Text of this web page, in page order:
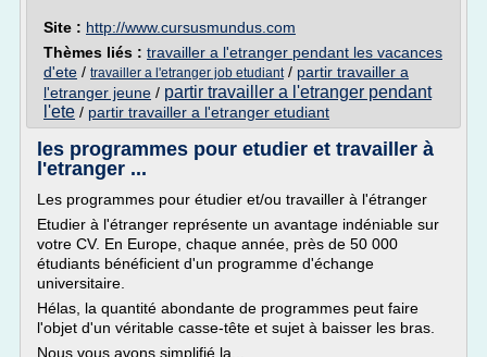
Site : http://www.cursusmundus.com
Thèmes liés : travailler a l'etranger pendant les vacances
d'ete / travailler a l'etranger job etudiant/ partir travailler a
l'etranger jeune / partir travailler a l'etranger pendant
l'ete / partir travailler a l'etranger etudiant
les programmes pour etudier et travailler à
l'etranger ...
Les programmes pour étudier et/ou travailler à l'étranger
Etudier à l'étranger représente un avantage indéniable sur
votre CV. En Europe, chaque année, près de 50 000
étudiants bénéficient d'un programme d'échange
universitaire.
Hélas, la quantité abondante de programmes peut faire
l'objet d'un véritable casse-tête et sujet à baisser les bras.
Nous vous avons simplifié la...